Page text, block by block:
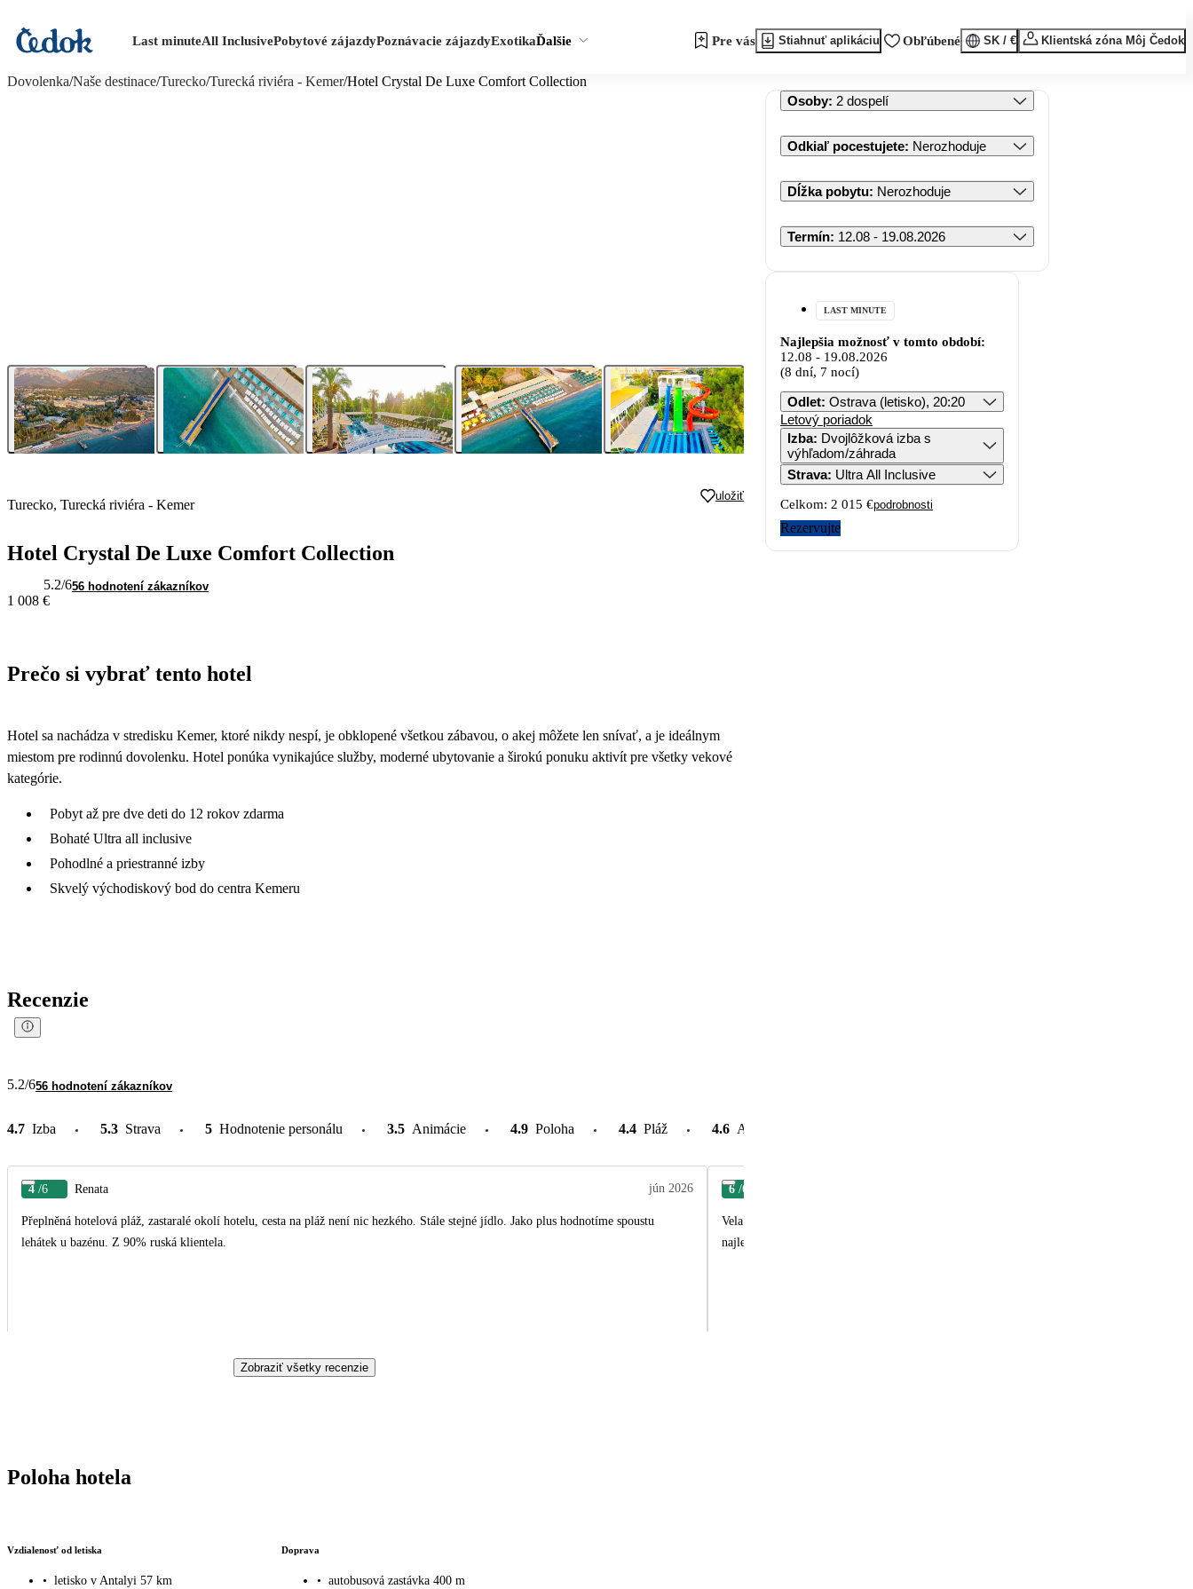
Last minuteAll InclusivePobytové zájazdyPoznávacie zájazdyExotikaĎalšie Pre vás Stiahnuť aplikáciu Obľúbené SK / € Klientská zóna Môj Čedok
Dovolenka/Naše destinace/Turecko/Turecká riviéra - Kemer/Hotel Crystal De Luxe Comfort Collection
Turecko, Turecká riviéra - Kemer
uložiť
Hotel Crystal De Luxe Comfort Collection
5.2/656 hodnotení zákazníkov
1 008 €
Prečo si vybrať tento hotel
Hotel sa nachádza v stredisku Kemer, ktoré nikdy nespí, je obklopené všetkou zábavou, o akej môžete len snívať, a je ideálnym
miestom pre rodinnú dovolenku. Hotel ponúka vynikajúce služby, moderné ubytovanie a širokú ponuku aktivít pre všetky vekové
kategórie.
Pobyt až pre dve deti do 12 rokov zdarma
Bohaté Ultra all inclusive
Pohodlné a priestranné izby
Skvelý východiskový bod do centra Kemeru
Recenzie
5.2/656 hodnotení zákazníkov
4.7 Izba 5.3 Strava 5 Hodnotenie personálu 3.5 Animácie 4.9 Poloha 4.4 Pláž 4.6 Atrakcie v okolí
4 /6 Renata jún 2026
Přeplněná hotelová pláž, zastaralé okolí hotelu, cesta na pláž není nic hezkého. Stále stejné jídlo. Jako plus hodnotíme spoustu
lehátek u bazénu. Z 90% ruská klientela.
6 /6
Vela cestujem, bola som asi v 60 krajinach, vyskusala som viac destinácii, Crystal de luxe
najlepsích, bola som mimoriadne spokojná, dakujem Cedoku a v bratislavskej kancelarii pani
Zobraziť všetky recenzie
Poloha hotela
Vzdialenosť od letiska
• letisko v Antalyi 57 km
Doprava
• autobusová zastávka 400 m
Osoby: 2 dospelí
Odkiaľ pocestujete: Nerozhoduje
Dĺžka pobytu: Nerozhoduje
Termín: 12.08 - 19.08.2026
LAST MINUTE
Najlepšia možnosť v tomto období:
12.08 - 19.08.2026
(8 dní, 7 nocí)
Odlet: Ostrava (letisko), 20:20
Letový poriadok
Izba: Dvojlôžková izba s
výhľadom/záhrada
Strava: Ultra All Inclusive
Celkom: 2 015 €podrobnosti
Rezervujte